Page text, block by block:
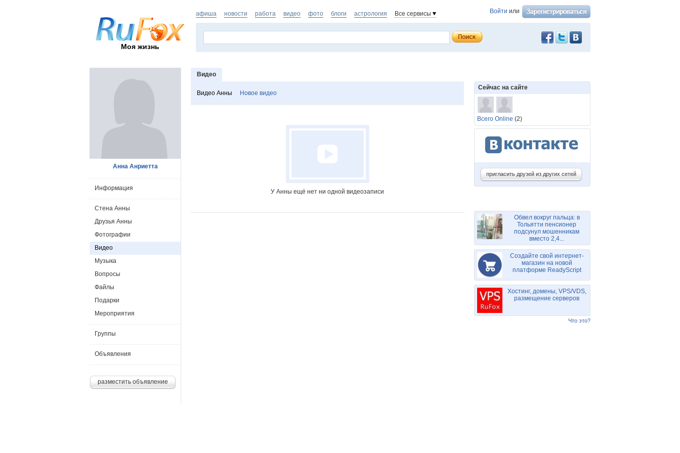
Моя жизнь
Войти или
афиша новости работа видео фото блоги астрология Все сервисы
Видео
Видео Анны Новое видео
У Анны ещё нет ни одной видеозаписи
Анна Анриетта
Информация
Стена Анны
Друзья Анны
Фотографии
Видео
Музыка
Вопросы
Файлы
Подарки
Мероприятия
Группы
Объявления
разместить объявление
Сейчас на сайте
Всего Online (2)
пригласить друзей из других сетей
Обвел вокруг пальца: в
Тольятти пенсионер
подсунул мошенникам
вместо 2,4...
Создайте свой интернет-
магазин на новой
платформе ReadyScript
Хостинг, домены, VPS/VDS,
размещение серверов
Что это?